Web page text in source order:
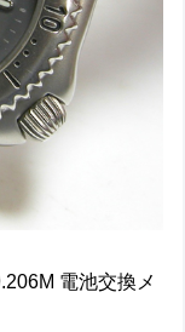
電池交換メ